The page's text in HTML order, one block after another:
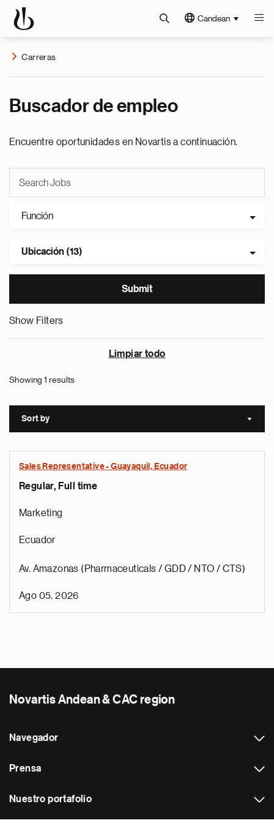
Candean
Carreras
Buscador de empleo
Encuentre oportunidades en Novartis a continuación.
Función
Ubicación (13)
Show Filters
Limpiar todo
Showing 1 results
Sort by Sort
Sales Representative - Guayaquil, Ecuador
Regular, Full time
Marketing
Ecuador
Av. Amazonas (Pharmaceuticals / GDD / NTO / CTS)
Ago 05, 2026
Novartis Andean & CAC region
Navegador
Prensa
Nuestro portafolio